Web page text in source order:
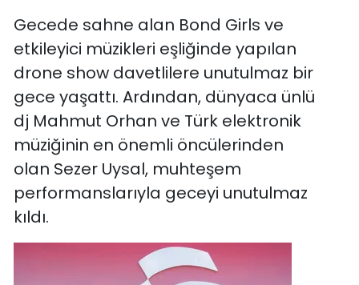
Gecede sahne alan Bond Girls ve
etkileyici müzikleri eşliğinde yapılan
drone show davetlilere unutulmaz bir
gece yaşattı. Ardından, dünyaca ünlü
dj Mahmut Orhan ve Türk elektronik
müziğinin en önemli öncülerinden
olan Sezer Uysal, muhteşem
performanslarıyla geceyi unutulmaz
kıldı.